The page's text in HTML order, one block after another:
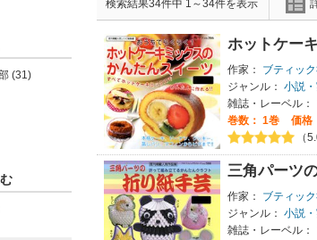
(31)
検索結果34件中 1～34件を表示
ホットケー
作家：
ブティッ
ジャンル： 小説
雑誌・レーベル：
巻数： 1巻
価格
（
三角パーツ
作家：
ブティッ
ジャンル： 小説
雑誌・レーベル：